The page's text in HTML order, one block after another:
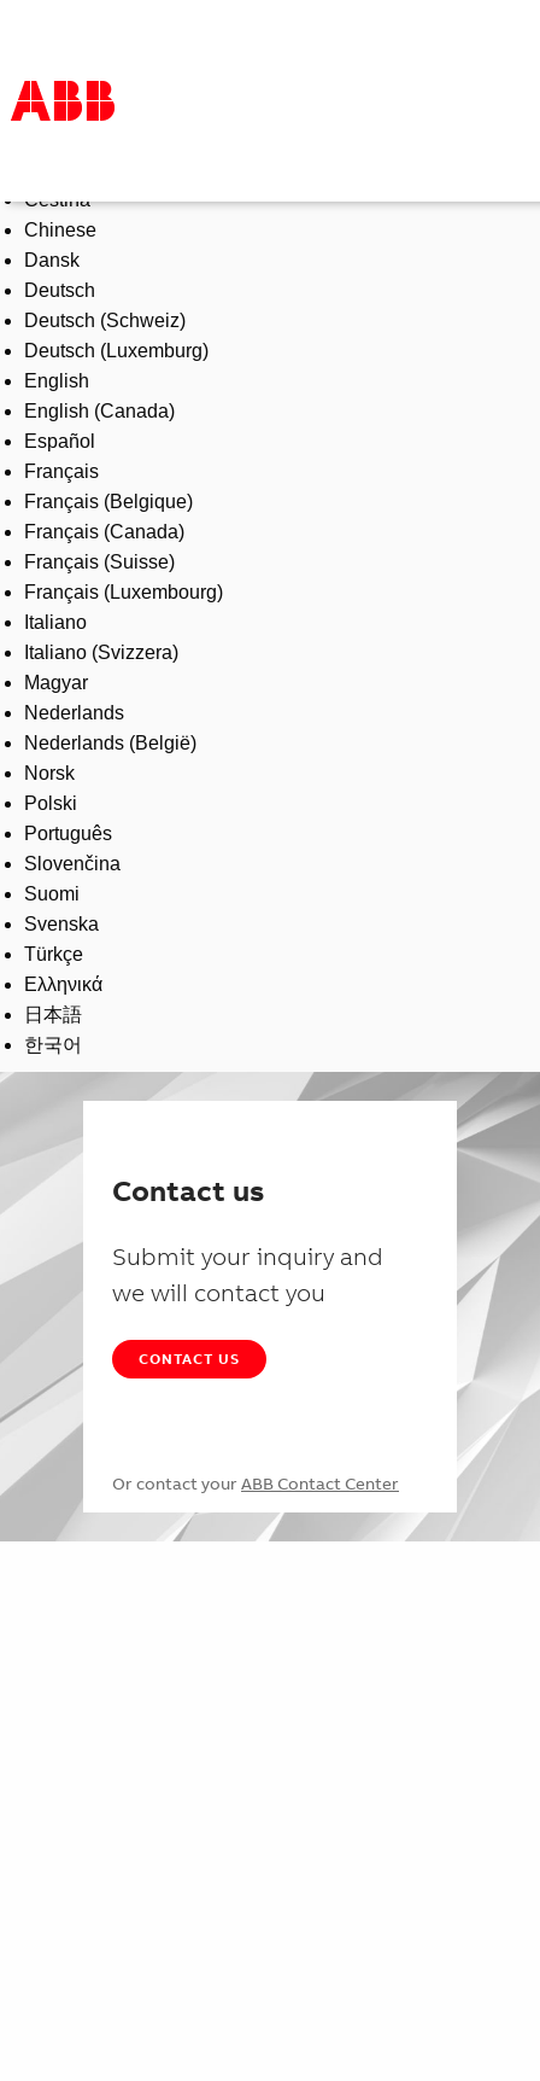
Products & Solutions
Industries
Services
About us
Where to buy
Contact us
Careers
Čeština
Chinese
Dansk
Deutsch
Deutsch (Schweiz)
Deutsch (Luxemburg)
English
English (Canada)
Español
Français
Français (Belgique)
Français (Canada)
Français (Suisse)
Français (Luxembourg)
Italiano
Italiano (Svizzera)
Magyar
Nederlands
Nederlands (België)
Norsk
Polski
Português
Slovenčina
Suomi
Svenska
Türkçe
Ελληνικά
日本語
한국어
Contact us
Submit your inquiry and
we will contact you
CONTACT US
Or contact your ABB Contact Center